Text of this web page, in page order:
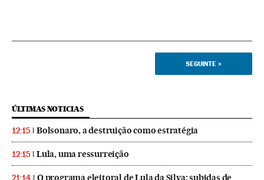
SEGUINTE >
ÚLTIMAS NOTICIAS
12:15 Bolsonaro, a destruição como estratégia
12:15 Lula, uma ressurreição
21:14
O programa eleitoral de Lula da Silva: subidas de